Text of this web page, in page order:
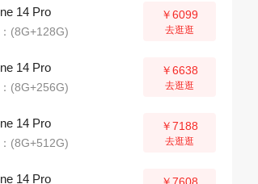
￥6099
去逛逛
14 Pro
(8G+128G)
￥6638
去逛逛
14 Pro
(8G+256G)
￥7188
去逛逛
14 Pro
(8G+512G)
14 Pro